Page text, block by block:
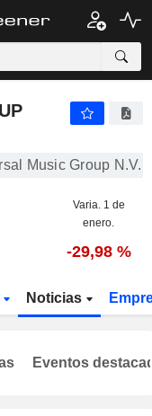
Music Group N.V.
Varia. 1 de
enero.
-29,98 %
Noticias
Eventos